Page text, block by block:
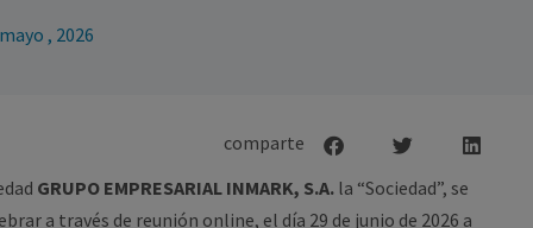
, 2026
GRUPO EMPRESARIAL INMARK, S.A. la “Sociedad”, se
a través de reunión online, el día 29 de junio de 2026 a